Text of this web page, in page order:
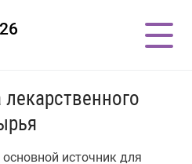
источник для